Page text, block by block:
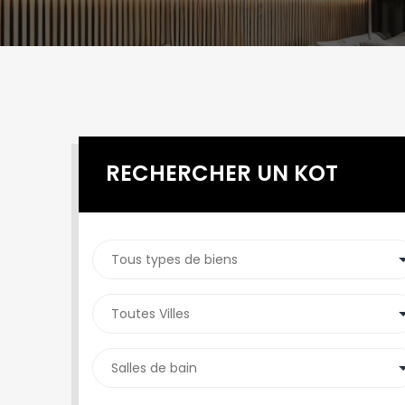
RECHERCHER UN KOT